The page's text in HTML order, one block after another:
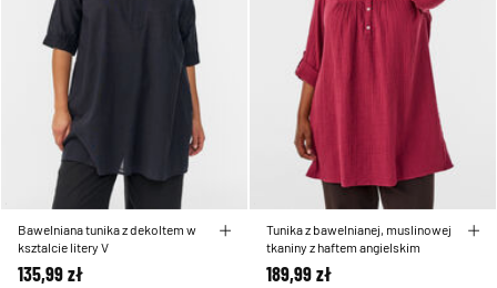
Bawelniana tunika z dekoltem w
ksztalcie litery V
135,99 zł
Tunika z bawelnianej, muslinowej
tkaniny z haftem angielskim
189,99 zł